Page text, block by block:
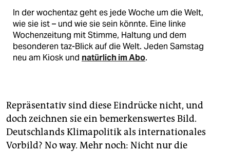
In der wochentaz geht es jede Woche um die Welt,
wie sie ist – und wie sie sein könnte. Eine linke
Wochenzeitung mit Stimme, Haltung und dem
besonderen taz-Blick auf die Welt. Jeden Samstag
neu am Kiosk und natürlich im Abo.
Repräsentativ sind diese Eindrücke nicht, und
doch zeichnen sie ein bemerkenswertes Bild.
Deutschlands Klimapolitik als internationales
Vorbild? No way. Mehr noch: Nicht nur die